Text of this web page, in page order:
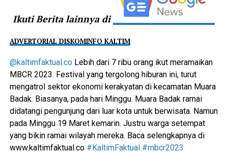
Ikuti Berita lainnya di
ADVERTORIAL DISKOMINFO KALTIM
@kaltimfaktual.coLebih dari 7 ribu orang ikut meramaikan
MBCR 2023. Festival yang tergolong hiburan ini, turut
mengatrol sektor ekonomi kerakyatan di kecamatan Muara
Badak. Biasanya, pada hari Minggu. Muara Badak ramai
didatangi pengunjung dari luar kota untuk berwisata. Namun
pada Minggu 19 Maret kemarin. Justru warga setempat
yang bikin ramai wilayah mereka. Baca selengkapnya di
www.kaltimfaktual.co #KaltimFaktual #mbcr2023